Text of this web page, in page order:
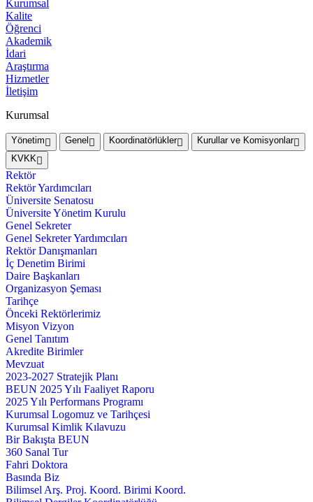
Kurumsal
Kalite
Öğrenci
Akademik
İdari
Araştırma
Hizmetler
İletişim
Kurumsal
Yönetim Genel Koordinatörlükler
Kurullar ve Komisyonlar
KVKK
Rektör
Rektör Yardımcıları
Üniversite Senatosu
Üniversite Yönetim Kurulu
Genel Sekreter
Genel Sekreter Yardımcıları
Rektör Danışmanları
İç Denetim Birimi
Daire Başkanları
Organizasyon Şeması
Tarihçe
Önceki Rektörlerimiz
Misyon Vizyon
Genel Tanıtım
Akredite Birimler
Mevzuat
2023-2027 Stratejik Planı
BEUN 2025 Yılı Faaliyet Raporu
2025 Yılı Performans Programı
Kurumsal Logomuz ve Tarihçesi
Kurumsal Kimlik Kılavuzu
Bir Bakışta BEUN
360 Sanal Tur
Fahri Doktora
Basında Biz
Bilimsel Arş. Proj. Koord. Birimi Koord.